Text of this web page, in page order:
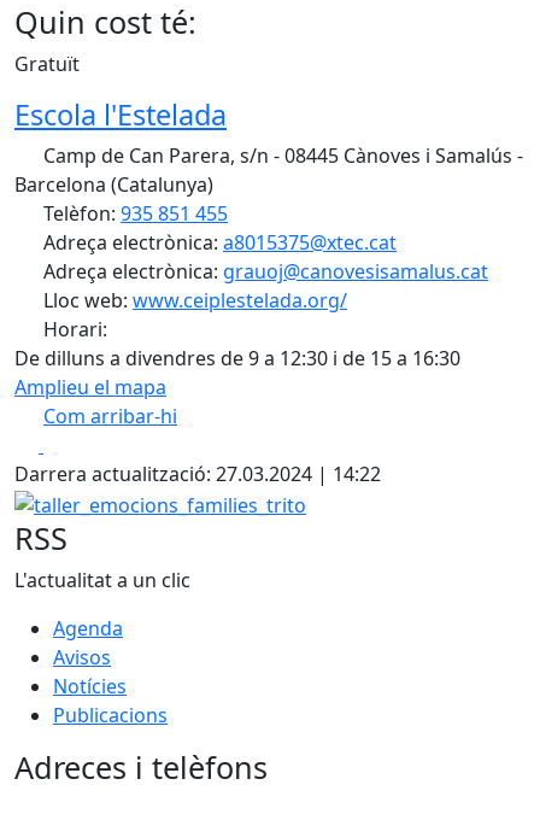
Quin cost té:
Gratuït
Escola l'Estelada
Camp de Can Parera, s/n - 08445 Cànoves i Samalús -
Barcelona (Catalunya)
Telèfon: 935 851 455
Adreça electrònica: a8015375@xtec.cat
Adreça electrònica: grauoj@canovesisamalus.cat
Lloc web: www.ceiplestelada.org/
Horari:
De dilluns a divendres de 9 a 12:30 i de 15 a 16:30
Amplieu el mapa
Com arribar-hi
+
−
Darrera actualització: 27.03.2024 | 14:22
taller_emocions_families_trito
RSS
L'actualitat a un clic
Agenda
Avisos
Notícies
Publicacions
Adreces i telèfons